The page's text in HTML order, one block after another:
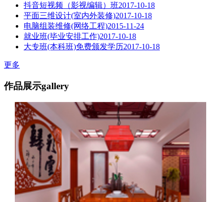
抖音短视频（影视编辑）班2017-10-18
平面三维设计(室内外装修)2017-10-18
电脑组装维修(网络工程)2015-11-24
就业班(毕业安排工作)2017-10-18
大专班(本科班)免费颁发学历2017-10-18
更多
作品展示gallery